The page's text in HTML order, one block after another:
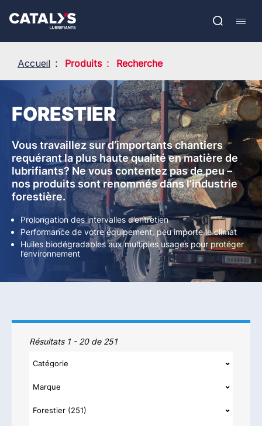
contenu
Open
EN
Accueil Produits Recherche
FORESTIER
Vous travaillez sur d’importants chantiers
requérant la plus haute qualité en matière de
lubrifiants? Ne vous contentez pas de peu –
nos produits sont renommés dans l’industrie
forestière.
Prolongation des intervalles d’entretien
Performance de votre équipement, peu importe le climat
Huiles biodégradables aux multiples usages pour protéger
l’environnement
Produits
Résultats 1 - 20 de 251